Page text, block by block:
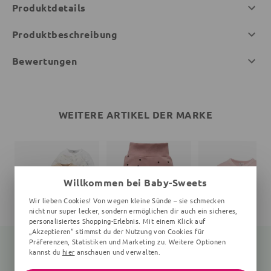
Produktdetails
Produktbeschreibung
Bewertungen
WEITERE ARTIKEL DER MARKE
Willkommen bei Baby-Sweets
Wir lieben Cookies! Von wegen kleine Sünde – sie schmecken
nicht nur super lecker, sondern ermöglichen dir auch ein sicheres,
personalisiertes Shopping-Erlebnis. Mit einem Klick auf
„Akzeptieren“ stimmst du der Nutzung von Cookies für
Präferenzen, Statistiken und Marketing zu. Weitere Optionen
kannst du hier anschauen und verwalten.